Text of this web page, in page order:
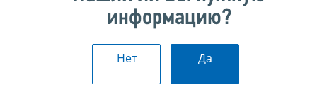
информацию?
Нет Да